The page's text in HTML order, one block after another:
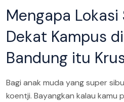
Mengapa Lokasi
Dekat Kampus
Bandung itu
Bagi anak muda yang super
koentji. Bayangkan kalau kamu